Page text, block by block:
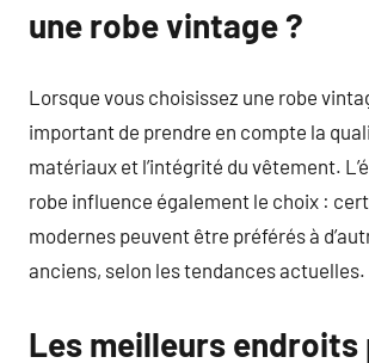
une robe vintage ?
Lorsque vous choisissez une robe
important de prendre en compte la
matériaux et l’intégrité du vêtement.
robe influence également le choix :
modernes peuvent être préférés à
anciens, selon les tendances actuelles.
Les meilleurs endroits